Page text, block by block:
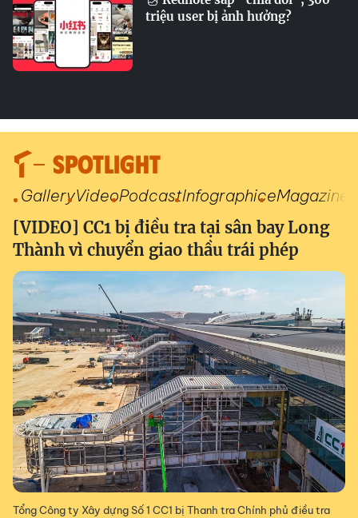
triệu user bị ảnh hưởng?
SPOTLIGHT
GalleryVideoPodcastInfographiceMagazine
[VIDEO] CC1 bị điều tra tại sân bay Long
Thành vì chuyển giao thầu trái phép
Tổng Công ty Xây dựng Số 1 CC1 bị Thanh tra Chính phủ điều tra